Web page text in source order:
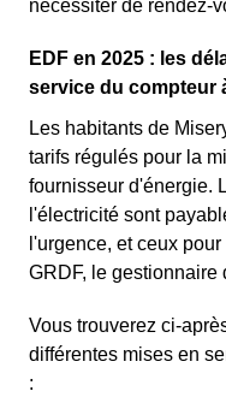
nécessiter de rendez-
EDF en 2025 : les
service du compteur
Les habitants de
tarifs régulés pour la
fournisseur d'énergie.
l'électricité sont
l'urgence, et ceux
GRDF, le gestionnaire
Vous trouverez ci-
différentes mises en
: